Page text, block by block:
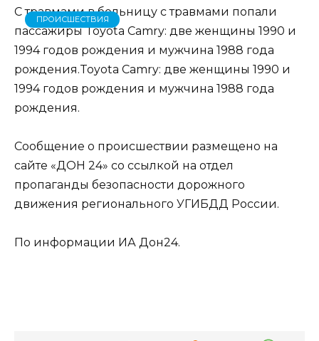
ПРОИСШЕСТВИЯ
С травмами в больницу с травмами попали
пассажиры Toyota Camry: две женщины 1990 и
1994 годов рождения и мужчина 1988 года
рождения.Toyota Camry: две женщины 1990 и
1994 годов рождения и мужчина 1988 года
рождения.
Сообщение о происшествии размещено на
сайте «ДОН 24» со ссылкой на отдел
пропаганды безопасности дорожного
движения регионального УГИБДД России.
По информации ИА Дон24.